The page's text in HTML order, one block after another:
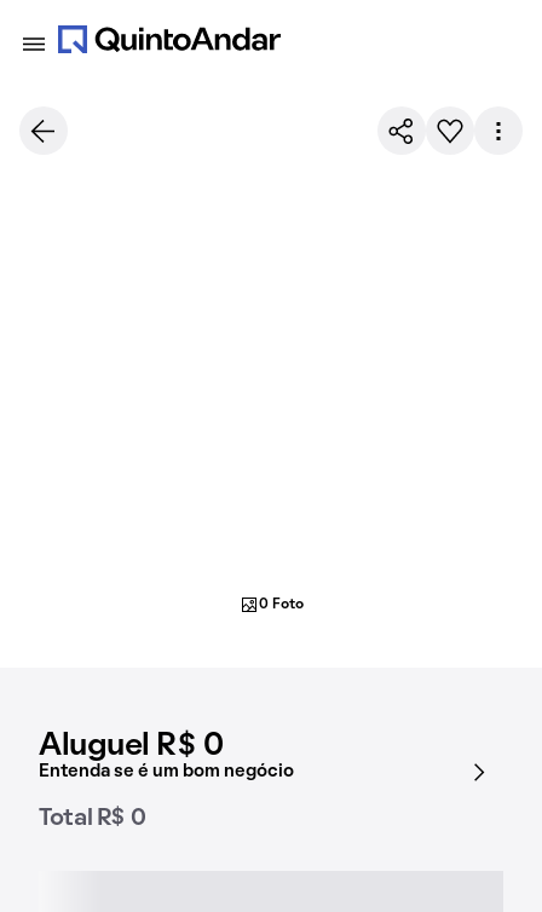
Aluguel R$ 0
Entenda se é um bom negócio
Total R$ 0
0 Foto